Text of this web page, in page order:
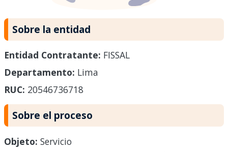
Sobre la entidad
Entidad Contratante: FISSAL
Departamento: Lima
RUC: 20546736718
Sobre el proceso
Objeto: Servicio